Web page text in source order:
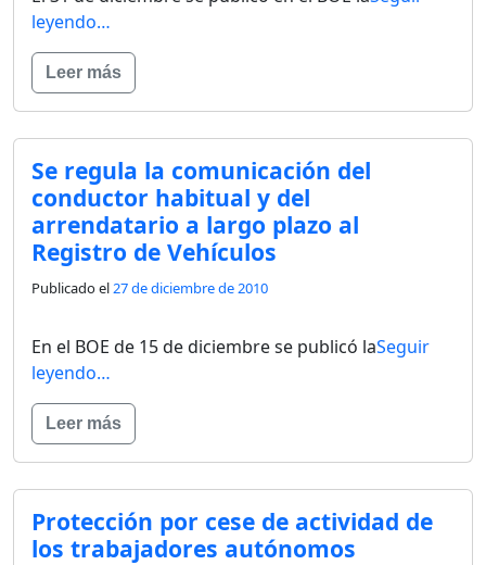
leyendo…
Leer más
Se regula la comunicación del
conductor habitual y del
arrendatario a largo plazo al
Registro de Vehículos
Publicado el27 de diciembre de 2010
En el BOE de 15 de diciembre se publicó laSeguir
leyendo…
Leer más
Protección por cese de actividad de
los trabajadores autónomos